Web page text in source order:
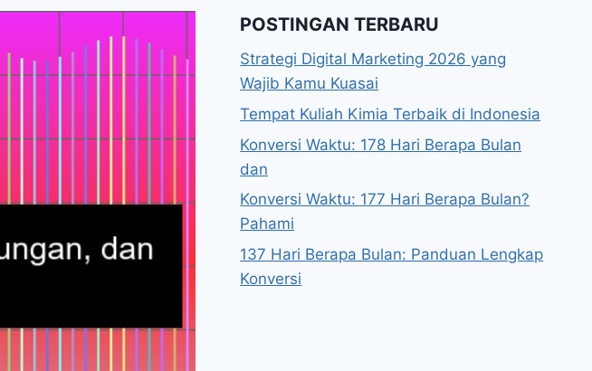
POSTINGAN TERBARU
Strategi Digital Marketing 2026 yang
Wajib Kamu Kuasai
Tempat Kuliah Kimia Terbaik di Indonesia
Konversi Waktu: 178 Hari Berapa Bulan
dan
Konversi Waktu: 177 Hari Berapa Bulan?
Pahami
137 Hari Berapa Bulan: Panduan Lengkap
Konversi